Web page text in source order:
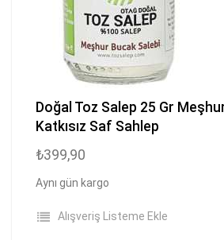
Doğal Toz Salep 25 Gr
Katkısız Saf Sahlep
₺399,90
Aynı gün kargo
Alışveriş Listeme Ekle